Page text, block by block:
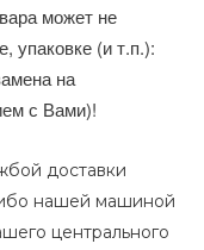
может не
упаковке (и т.п.):
на
с Вами)!
доставки
нашей машиной
центрального